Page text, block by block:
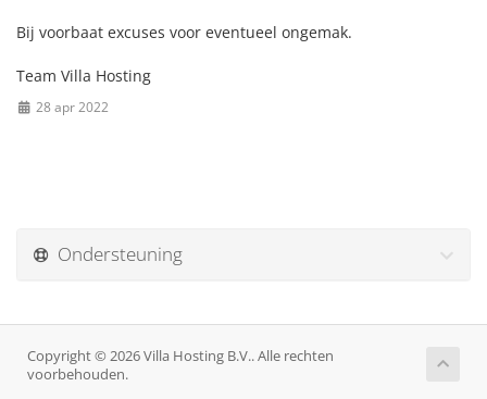
Bij voorbaat excuses voor eventueel ongemak.
Team Villa Hosting
28 apr 2022
Ondersteuning
Copyright © 2026 Villa Hosting B.V.. Alle rechten
voorbehouden.